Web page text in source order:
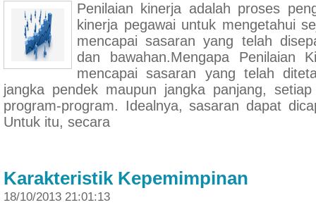
Penilaian kinerja adalah proses
kinerja pegawai untuk mengetahui
mencapai sasaran yang telah
dan bawahan.Mengapa Penilaian
mencapai sasaran yang telah
jangka pendek maupun jangka panjang,
program-program. Idealnya, sasaran dapat
Untuk itu, secara
Karakteristik Kepemimpinan
18/10/2013 21:01:13